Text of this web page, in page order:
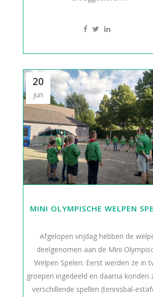
20
jun
MINI OLYMPISCHE WELPEN
Afgelopen vrijdag hebben de
deelgenomen aan de Mini
Welpen Spelen. Eerst werden ze in
groepen ingedeeld en daarna konden
verschillende spellen (tennisbal-